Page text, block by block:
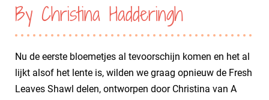
By Christina Hadderingh
Nu de eerste bloemetjes al tevoorschijn komen en het al
lijkt alsof het lente is, wilden we graag opnieuw de Fresh
Leaves Shawl delen, ontworpen door Christina van A